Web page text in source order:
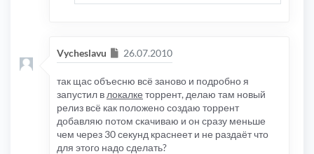
Vycheslavu Сообщение
26.07.2010
так щас объесню всё заново и подробно я
запустил в локалке торрент, делаю там новый
релиз всё как положено создаю торрент
добавляю потом скачиваю и он сразу меньше
чем через 30 секунд краснеет и не раздаёт что
для этого надо сделать?